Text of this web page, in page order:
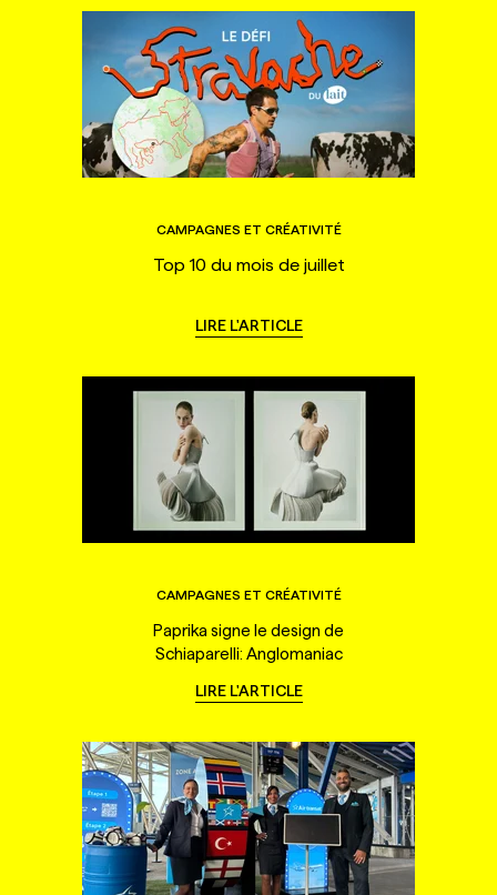
CAMPAGNES ET CRÉATIVITÉ
Top 10 du mois de juillet
LIRE L'ARTICLE
CAMPAGNES ET CRÉATIVITÉ
Paprika signe le design de
Schiaparelli: Anglomaniac
LIRE L'ARTICLE